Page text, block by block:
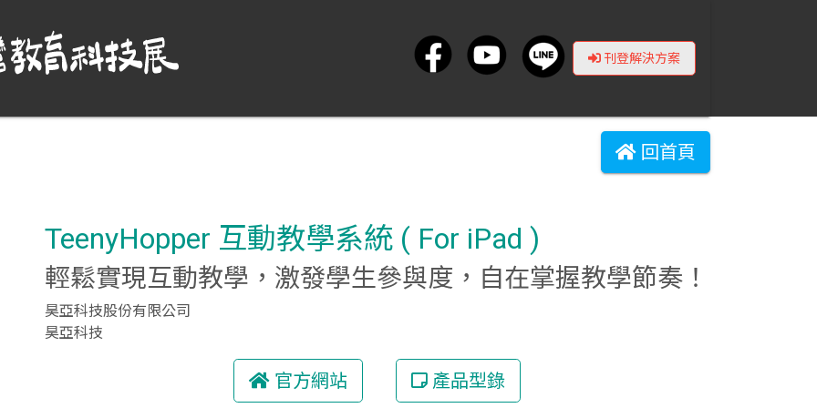
刊登解決方案
回首頁
TeenyHopper 互動教學系統 ( For iPad )
輕鬆實現互動教學，激發學生參與度，自在掌握教學節奏！
昊亞科技股份有限公司
昊亞科技
官方網站 產品型錄